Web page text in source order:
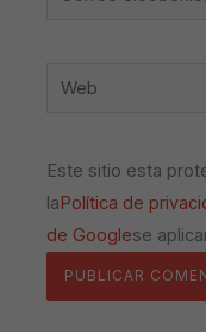
Web
Este sitio esta
la Política de
de Googlese